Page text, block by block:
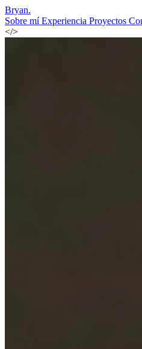
Bryan.
Sobre míExperiencia Proyectos
</>